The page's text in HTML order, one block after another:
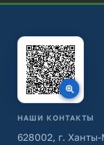
НАШИ КОНТАКТЫ
628002, г.